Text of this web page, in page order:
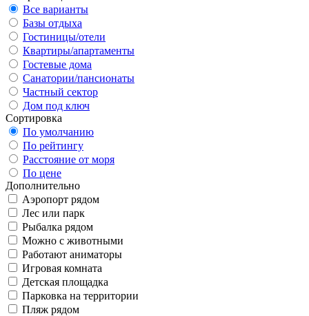
Все варианты
Базы отдыха
Гостиницы/отели
Квартиры/апартаменты
Гостевые дома
Санатории/пансионаты
Частный сектор
Дом под ключ
Сортировка
По умолчанию
По рейтингу
Расстояние от моря
По цене
Дополнительно
Аэропорт рядом
Лес или парк
Рыбалка рядом
Можно с животными
Работают аниматоры
Игровая комната
Детская площадка
Парковка на территории
Пляж рядом